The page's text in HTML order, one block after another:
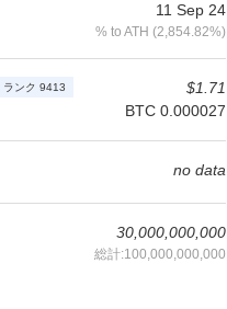
11 Sep 24
% to ATH (2,854.82%)
ランク 9413
$1.71
BTC 0.000027
no data
30,000,000,000
総計:100,000,000,000